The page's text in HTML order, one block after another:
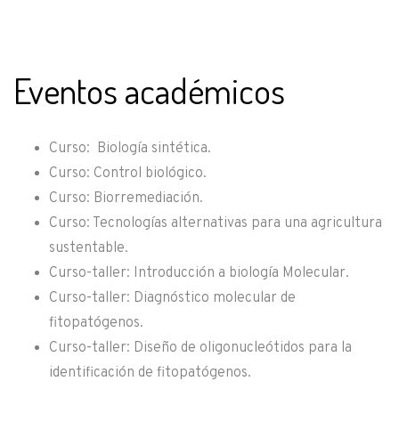
Eventos académicos
Curso: Biología sintética.
Curso: Control biológico.
Curso: Biorremediación.
Curso: Tecnologías alternativas para una agricultura
sustentable.
Curso-taller: Introducción a biología Molecular.
Curso-taller: Diagnóstico molecular de
fitopatógenos.
Curso-taller: Diseño de oligonucleótidos para la
identificación de fitopatógenos.